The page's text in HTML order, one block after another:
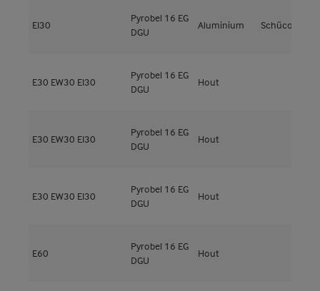
EI30
Pyrobel 16 EG
DGU
Aluminium Schüco
E30 EW30 EI30
Pyrobel 16 EG
DGU
Hout
E30 EW30 EI30
Pyrobel 16 EG
DGU
Hout
E30 EW30 EI30
Pyrobel 16 EG
DGU
Hout
E60
Pyrobel 16 EG
DGU
Hout